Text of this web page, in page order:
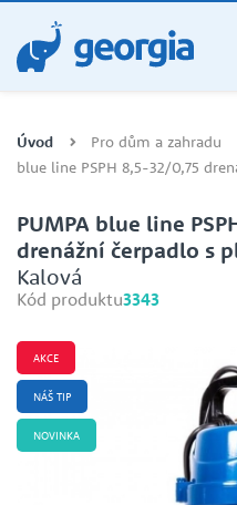
Úvod Pro dům a zahradu
blue line PSPH 8,5-32/0,75
PUMPA blue line
drenážní čerpadlo s
Kalová
Kód produktu3343
AKCE
NÁŠ TIP
NOVINKA